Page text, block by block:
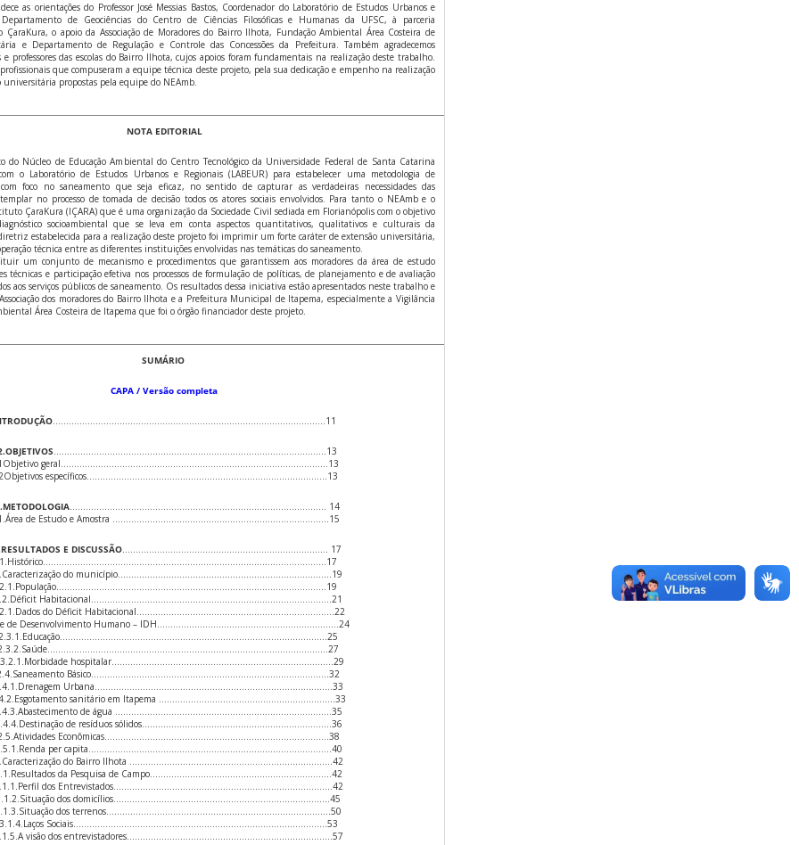
as orientações do Professor José Messias Bastos, Coordenador do Laboratório de Estudos Urbanos e
de Geociências do Centro de Ciências Filosóficas e Humanas da UFSC, à parceria
o apoio da Associação de Moradores do Bairro Ilhota, Fundação Ambiental Área Costeira de
e Departamento de Regulação e Controle das Concessões da Prefeitura. Também agradecemos
professores das escolas do Bairro Ilhota, cujos apoios foram fundamentais na realização deste trabalho.
profissionais que compuseram a equipe técnica deste projeto, pela sua dedicação e empenho na realização
universitária propostas pela equipe do NEAmb.
NOTA EDITORIAL
do Núcleo de Educação Ambiental do Centro Tecnológico da Universidade Federal de Santa Catarina
o Laboratório de Estudos Urbanos e Regionais (LABEUR) para estabelecer uma metodologia de
foco no saneamento que seja eficaz, no sentido de capturar as verdadeiras necessidades das
no processo de tomada de decisão todos os atores sociais envolvidos. Para tanto o NEAmb e o
ÇaraKura (IÇARA) que é uma organização da Sociedade Civil sediada em Florianópolis com o objetivo
socioambiental que se leva em conta aspectos quantitativos, qualitativos e culturais da
estabelecida para a realização deste projeto foi imprimir um forte caráter de extensão universitária,
técnica entre as diferentes instituições envolvidas nas temáticas do saneamento.
um conjunto de mecanismo e procedimentos que garantissem aos moradores da área de estudo
técnicas e participação efetiva nos processos de formulação de políticas, de planejamento e de avaliação
aos serviços públicos de saneamento. Os resultados dessa iniciativa estão apresentados neste trabalho e
dos moradores do Bairro Ilhota e a Prefeitura Municipal de Itapema, especialmente a Vigilância
Área Costeira de Itapema que foi o órgão financiador deste projeto.
SUMÁRIO
CAPA / Versão completa
…………………………………………………………………………………………11
…………………………………………………………………………………………13
geral……………………………………………………………………………………….13
específicos………………………………………………………………………………13
…………………………………………………………………………………… 14
de Estudo e Amostra ………………………………………………………………………15
E DISCUSSÃO………………………………………………………………….. 17
do município……………………………………………………………………..19
Habitacional………………………………………………………………………………21
do Déficit Habitacional………………………………………………………………..22
de Desenvolvimento Humano – IDH…………………………………………………………..24
hospitalar………………………………………………………………………..29
Básico……………………………………………………………………………..32
Urbana……………………………………………………………………………..33
sanitário em Itapema …………………………………………………………33
de água ………………………………………………………………………35
de resíduos sólidos……………………………………………………………..36
Econômicas…………………………………………………………………………38
per capita……………………………………………………………………………….40
do Bairro Ilhota ………………………………………………………………….42
da Pesquisa de Campo…………………………………………………………..42
dos Entrevistados……………………………………………………………………….42
dos domicílios………………………………………………………………………45
dos terrenos…………………………………………………………………………50
Sociais…………………………………………………………………………………..53
visão dos entrevistadores…………………………………………………………………..57